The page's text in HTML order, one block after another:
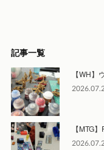
記事一覧
【WH
【MTG